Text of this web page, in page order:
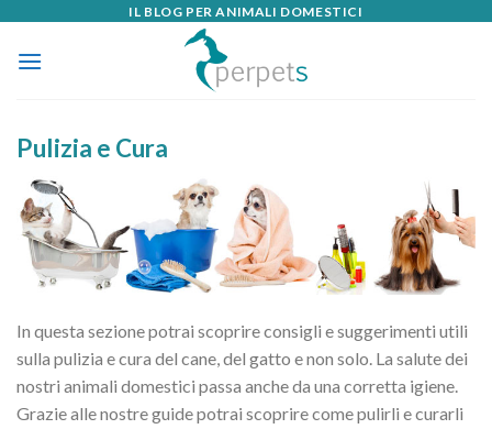
content
IL BLOG PER ANIMALI DOMESTICI
Pulizia e Cura
In questa sezione potrai scoprire consigli e suggerimenti utili
sulla pulizia e cura del cane, del gatto e non solo. La salute dei
nostri animali domestici passa anche da una corretta igiene.
Grazie alle nostre guide potrai scoprire come pulirli e curarli